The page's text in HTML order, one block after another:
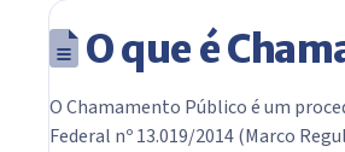
O que é
O Chamamento Público é um
Federal nº 13.019/2014 (Marco